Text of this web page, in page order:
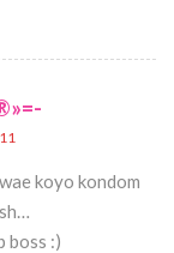
koyo kondom
boss :)